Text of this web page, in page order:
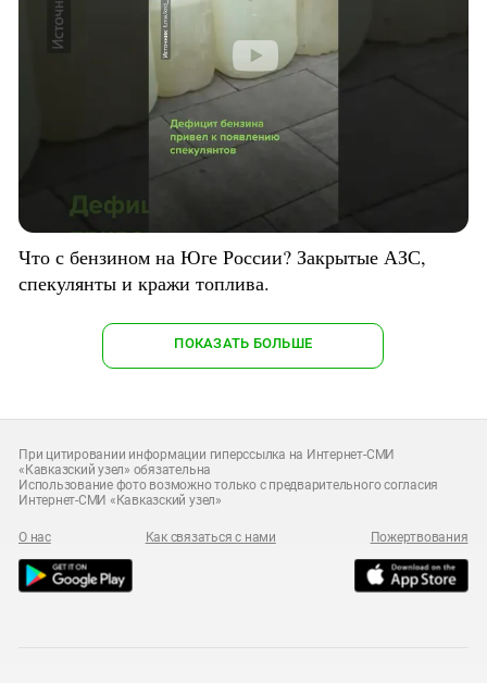
Что с бензином на Юге России? Закрытые АЗС,
спекулянты и кражи топлива.
ПОКАЗАТЬ БОЛЬШЕ
При цитировании информации гиперссылка на Интернет-СМИ
«Кавказский узел» обязательна
Использование фото возможно только с предварительного согласия
Интернет-СМИ «Кавказский узел»
О нас Как связаться с нами Пожертвования